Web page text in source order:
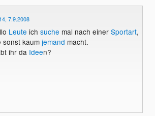
7.9.2008
Leute ich suche mal nach einer Sportart,
sonst kaum jemand macht.
ihr da Ideen?